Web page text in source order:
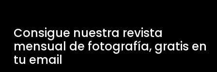
Consigue nuestra revista
mensual de fotografía, gratis en
tu email